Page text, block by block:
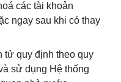
các tài khoản
ngay sau khi có thay
tử quy định theo quy
sử dụng Hệ thống